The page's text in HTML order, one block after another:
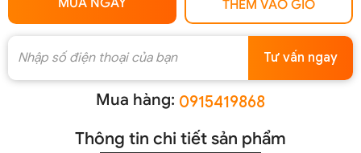
MUA NGAY THÊM VÀO GIỎ
Tư vấn ngay
Mua hàng: 0915419868
Thông tin chi tiết sản phẩm